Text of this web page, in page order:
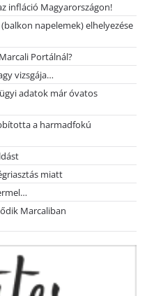
infláció Magyarországon!
napelemek) elhelyezése
Portálnál?
vizsgája…
adatok már óvatos
a harmadfokú
miatt
Marcaliban